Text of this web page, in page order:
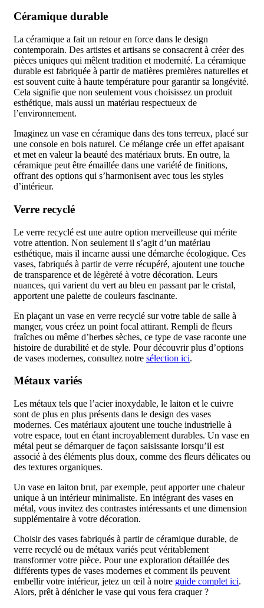
Céramique durable
La céramique a fait un retour en force dans le design
contemporain. Des artistes et artisans se consacrent à créer des
pièces uniques qui mêlent tradition et modernité. La céramique
durable est fabriquée à partir de matières premières naturelles et
est souvent cuite à haute température pour garantir sa longévité.
Cela signifie que non seulement vous choisissez un produit
esthétique, mais aussi un matériau respectueux de
l’environnement.
Imaginez un vase en céramique dans des tons terreux, placé sur
une console en bois naturel. Ce mélange crée un effet apaisant
et met en valeur la beauté des matériaux bruts. En outre, la
céramique peut être émaillée dans une variété de finitions,
offrant des options qui s’harmonisent avec tous les styles
d’intérieur.
Verre recyclé
Le verre recyclé est une autre option merveilleuse qui mérite
votre attention. Non seulement il s’agit d’un matériau
esthétique, mais il incarne aussi une démarche écologique. Ces
vases, fabriqués à partir de verre récupéré, ajoutent une touche
de transparence et de légèreté à votre décoration. Leurs
nuances, qui varient du vert au bleu en passant par le cristal,
apportent une palette de couleurs fascinante.
En plaçant un vase en verre recyclé sur votre table de salle à
manger, vous créez un point focal attirant. Rempli de fleurs
fraîches ou même d’herbes sèches, ce type de vase raconte une
histoire de durabilité et de style. Pour découvrir plus d’options
de vases modernes, consultez notre sélection ici.
Métaux variés
Les métaux tels que l’acier inoxydable, le laiton et le cuivre
sont de plus en plus présents dans le design des vases
modernes. Ces matériaux ajoutent une touche industrielle à
votre espace, tout en étant incroyablement durables. Un vase en
métal peut se démarquer de façon saisissante lorsqu’il est
associé à des éléments plus doux, comme des fleurs délicates ou
des textures organiques.
Un vase en laiton brut, par exemple, peut apporter une chaleur
unique à un intérieur minimaliste. En intégrant des vases en
métal, vous invitez des contrastes intéressants et une dimension
supplémentaire à votre décoration.
Choisir des vases fabriqués à partir de céramique durable, de
verre recyclé ou de métaux variés peut véritablement
transformer votre pièce. Pour une exploration détaillée des
différents types de vases modernes et comment ils peuvent
embellir votre intérieur, jetez un œil à notre guide complet ici.
Alors, prêt à dénicher le vase qui vous fera craquer ?